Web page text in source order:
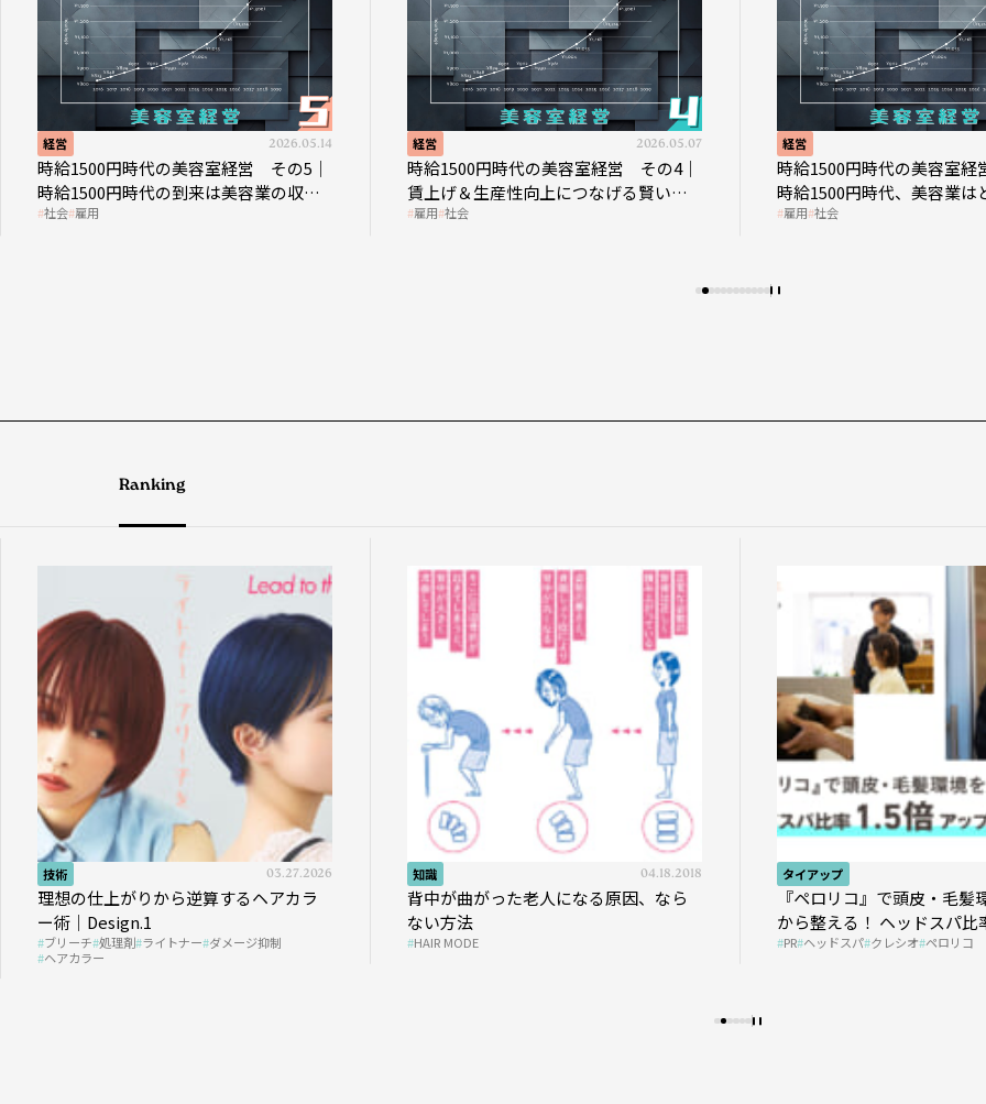
円時代の美容室経営 その5｜
円時代の到来は美容業の収益
見直す契機
時給1500円時代の美容室経営 その4｜
賃上げ＆生産性向上につなげる賢い助
時給1500円時代の美容室経営 その
時給1500円時代、美容業はどのよう
影響を受けるのか？
Ranking
03.27.2026
理想の仕上がりから逆算するヘアカラ
ー術｜Design.1
ブリーチ 処理剤 ライトナー ダメージ抑制
ヘアカラー
04.18.2018
背中が曲がった老人になる原因、なら
ない方法
HAIR MODE
タイアップ
『ペロリコ』で頭皮・毛髪環
から整える！ ヘッドスパ比率
プの秘策を大公開
ヘッドスパ クレシオ ペロリコ